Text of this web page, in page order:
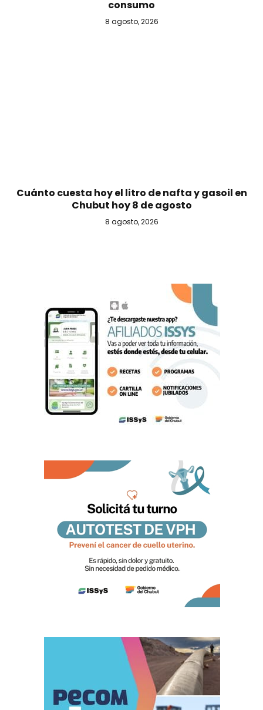
consumo
8 agosto, 2026
Cuánto cuesta hoy el litro de nafta y gasoil en
Chubut hoy 8 de agosto
8 agosto, 2026